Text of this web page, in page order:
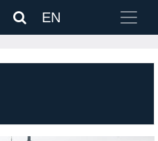
EN